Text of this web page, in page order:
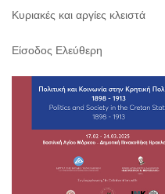
Κυριακές και αργίες κλειστά
Είσοδος Ελεύθερη